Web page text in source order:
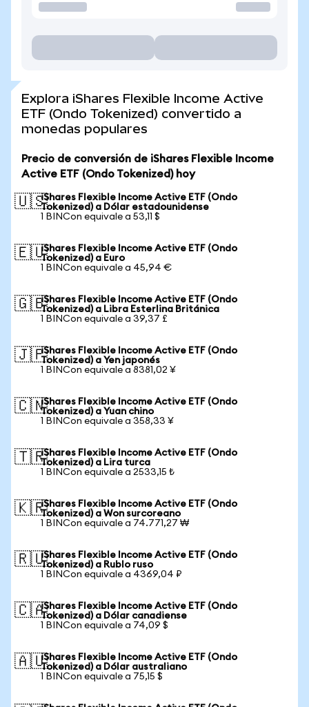
Explora iShares Flexible Income Active
ETF (Ondo Tokenized) convertido a
monedas populares
Precio de conversión de iShares Flexible Income
Active ETF (Ondo Tokenized) hoy
🇺🇸iShares Flexible Income Active ETF (Ondo
Tokenized) a Dólar estadounidense
1 BINCon equivale a 53,11 $
🇪🇺iShares Flexible Income Active ETF (Ondo
Tokenized) a Euro
1 BINCon equivale a 45,94 €
🇬🇧iShares Flexible Income Active ETF (Ondo
Tokenized) a Libra Esterlina Británica
1 BINCon equivale a 39,37 £
🇯🇵iShares Flexible Income Active ETF (Ondo
Tokenized) a Yen japonés
1 BINCon equivale a 8381,02 ¥
🇨🇳iShares Flexible Income Active ETF (Ondo
Tokenized) a Yuan chino
1 BINCon equivale a 358,33 ¥
🇹🇷iShares Flexible Income Active ETF (Ondo
Tokenized) a Lira turca
1 BINCon equivale a 2533,15 ₺
🇰🇷iShares Flexible Income Active ETF (Ondo
Tokenized) a Won surcoreano
1 BINCon equivale a 74.771,27 ₩
🇷🇺iShares Flexible Income Active ETF (Ondo
Tokenized) a Rublo ruso
1 BINCon equivale a 4369,04 ₽
🇨🇦iShares Flexible Income Active ETF (Ondo
Tokenized) a Dólar canadiense
1 BINCon equivale a 74,09 $
🇦🇺iShares Flexible Income Active ETF (Ondo
Tokenized) a Dólar australiano
1 BINCon equivale a 75,15 $